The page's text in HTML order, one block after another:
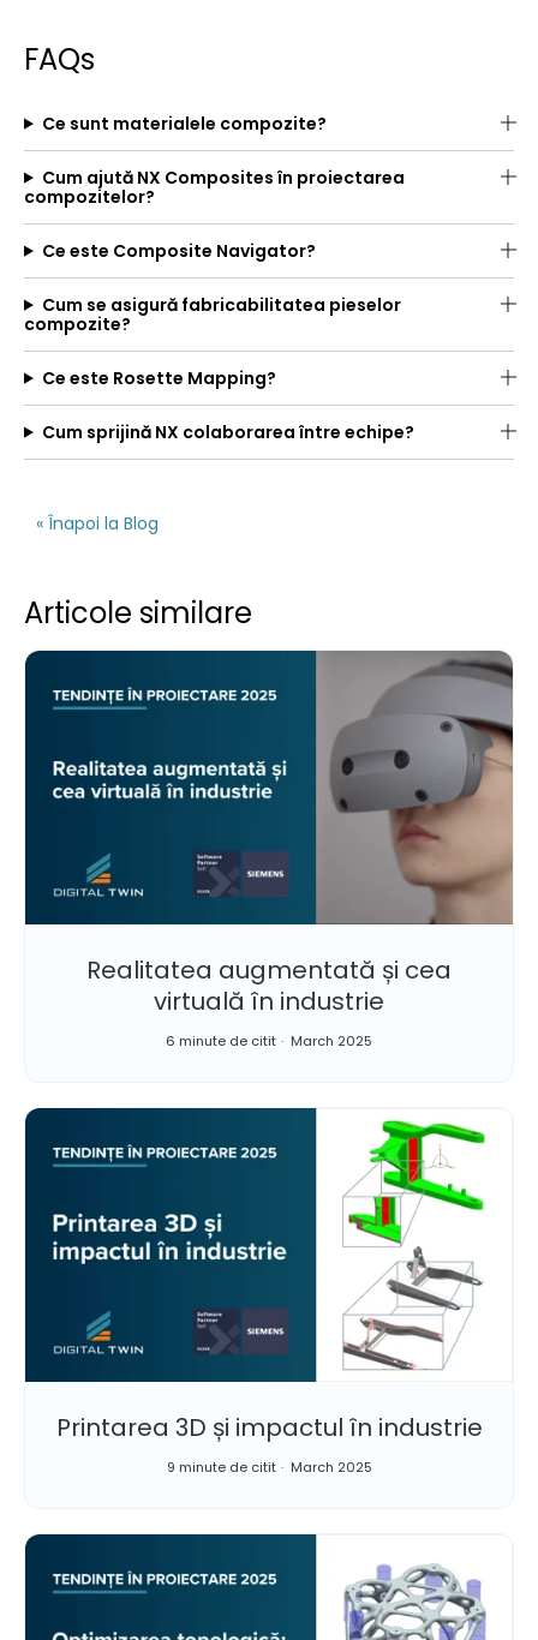
FAQs
Ce sunt materialele compozite?
Cum ajută NX Composites în proiectarea
compozitelor?
Ce este Composite Navigator?
Cum se asigură fabricabilitatea pieselor
compozite?
Ce este Rosette Mapping?
Cum sprijină NX colaborarea între echipe?
« Înapoi la Blog
Articole similare
Realitatea augmentată și cea
virtuală în industrie
6 minute de citit March 2025
Printarea 3D și impactul în industrie
9 minute de citit March 2025